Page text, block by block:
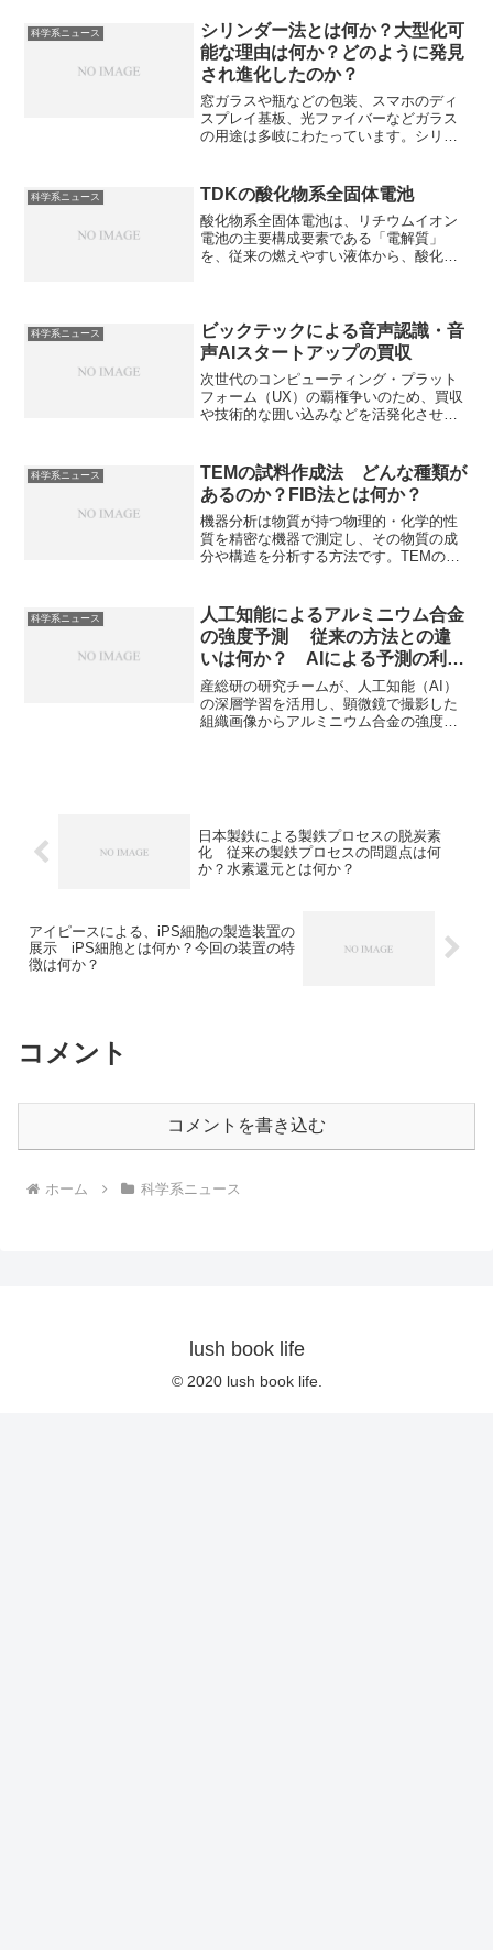
技術を、AIやデータ分析技術によって最
適化、高度化するものです。データから
の「知見抽出と予測」と加工プロセスへ
の「フィードバックと活用」について知
ることができます。
科学系ニュース
シリンダー法とは何か？大型化可
能な理由は何か？どのように発見
され進化したのか？
窓ガラスや瓶などの包装、スマホのディ
スプレイ基板、光ファイバーなどガラス
の用途は多岐にわたっています。シリン
き、再加熱して平らに押し広げる方法
で、クラウン法よりも大きなガラスを作
ることができます。シリンダー法の特徴
や用途を知ることができます。
科学系ニュース TDKの酸化物系全固体電池
酸化物系全固体電池は、リチウムイオン
電池の主要構成要素である「電解質」
を、従来の燃えやすい液体から、酸化物
理由を知ることができます。
科学系ニュース
ビックテックによる音声認識・音
声AIスタートアップの買収
次世代のコンピューティング・プラット
フォーム（UX）の覇権争いのため、買収
や技術的な囲い込みなどを活発化させて
科学系ニュース
TEMの試料作成法 どんな種類が
あるのか？FIB法とは何か？
機器分析は物質が持つ物理的・化学的性
質を精密な機器で測定し、その物質の成
分や構造を分析する方法です。TEMの試
法があるのかや代表的な方法であるFIB法
について知ることができます。
科学系ニュース
人工知能によるアルミニウム合金
の強度予測 従来の方法との違
いは何か？ AIによる予測の利点
は何か？
産総研の研究チームが、人工知能（AI）
の深層学習を活用し、顕微鏡で撮影した
組織画像からアルミニウム合金の強度を
での強度予測が可能になっています。ア
ルミニウム合金とは何か、どのように予
測を行うのかなどを知ることができる記
事になっています。
日本製鉄による製鉄プロセスの脱炭素
化 従来の製鉄プロセスの問題点は何
か？水素還元とは何か？
アイピースによる、iPS細胞の製造装置の
展示 iPS細胞とは何か？今回の装置の特
徴は何か？
コメント
コメントを書き込む
ホーム 科学系ニュース
lush book life
© 2020 lush book life.